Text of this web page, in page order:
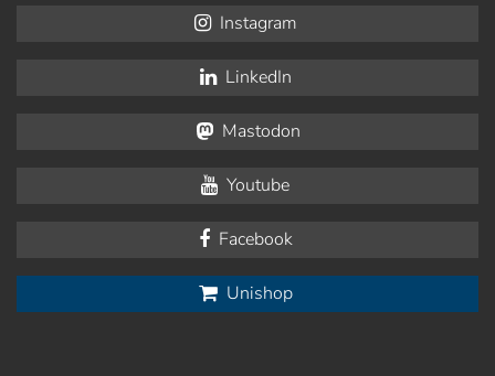
Instagram
LinkedIn
Mastodon
Youtube
Facebook
Unishop